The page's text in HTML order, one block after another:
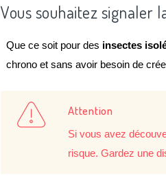
Vous souhaitez signaler
Que ce soit pour des insectes
chrono et sans avoir besoin de
Attention
Si vous avez
risque. Gardez une